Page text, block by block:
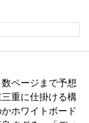
ページまで予想
重に仕掛ける構
ホワイトボード